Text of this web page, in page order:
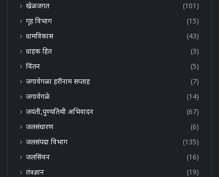
खेळजगत
(101)
गृह विभाग
(15)
ग्रामविकास
(43)
ग्राहक हित
(3)
चिंतन
(5)
जगावेगळा हरींनाम सप्ताह
(7)
जगावेगळे
(14)
जयंती,पुण्यतिथी अभिवादन
(67)
जलसंधारण
(6)
जलसंपदा विभाग
(135)
जलसिंचन
(16)
तंत्रज्ञान
(19)